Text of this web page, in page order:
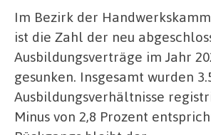
Im Bezirk der
ist die Zahl der neu
Ausbildungsverträge im Jahr
gesunken. Insgesamt wurden
Ausbildungsverhältnisse
Minus von 2,8 Prozent